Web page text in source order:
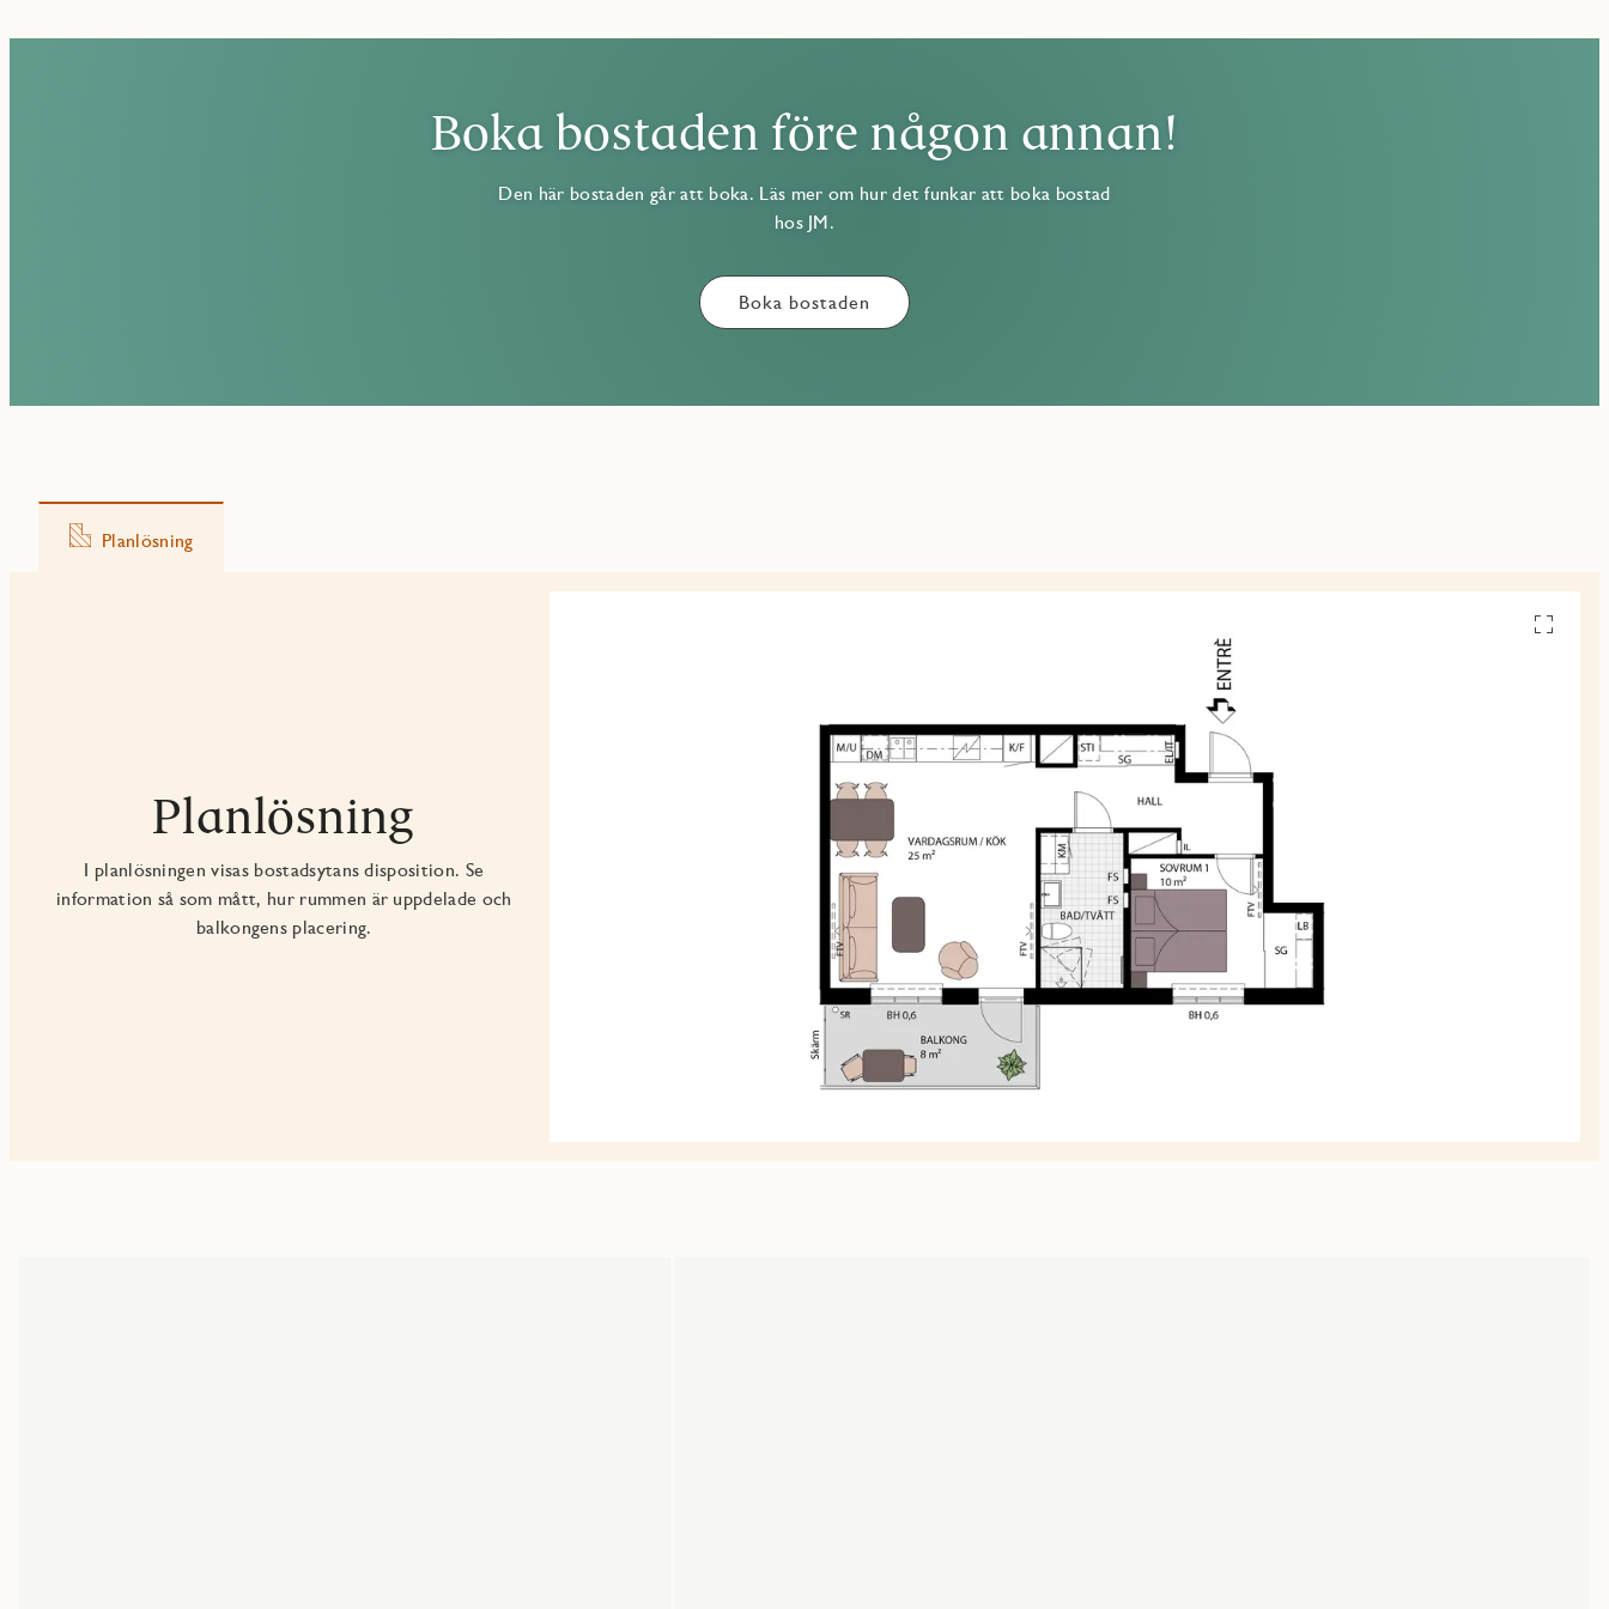
Boka bostaden före någon annan!
Den här bostaden går att boka. Läs mer om hur det funkar att boka bostad
hos JM.
Boka bostaden
Planlösning
Planlösning
I planlösningen visas bostadsytans disposition. Se
information så som mått, hur rummen är uppdelade och
balkongens placering.
Se